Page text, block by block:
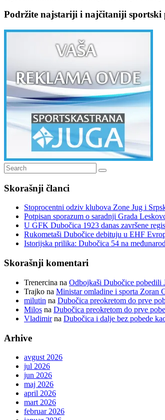
Podržite najstariji i najčitaniji
Search
for:
Search
Skorašnji članci
Stoprocentni odziv klubova Zone Jug i
Potpisan sporazum o saradnji Grada
U GFK Dubočica 1923 danas završene
Rukometaši Dubočice debituju u EHF
Istorijska prilika: Dubočica 54 na
Skorašnji komentari
Trenercina na Odbojkaši Dubočice pobedili
Trajko na Ministar omladine i sporta Zoran
milutin na Dubočica preokretom do prve
Milos na Dubočica preokretom do prve
Vladimirna Dubočica i dalje bez pobede
Arhive
avgust 2026
jul 2026
jun 2026
maj 2026
april 2026
mart 2026
februar 2026